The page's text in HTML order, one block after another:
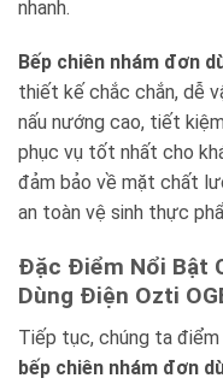
nhanh.
Bếp chiên nhám đơn
thiết kế chắc chắn, dễ
nấu nướng cao, tiết
phục vụ tốt nhất cho
đảm bảo về mặt chất
an toàn vệ sinh thực
Đặc Điểm Nổi Bật
Dùng Điện Ozti
Tiếp tục, chúng ta điểm
bếp chiên nhám đơn